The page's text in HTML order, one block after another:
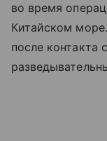
во время
Китайском
после контакта